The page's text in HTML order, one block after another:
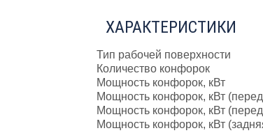
ХАРАКТЕРИСТИКИ
Тип рабочей поверхности
Количество конфорок
Мощность конфорок, кВт
Мощность конфорок, кВт
Мощность конфорок, кВт
Мощность конфорок, кВт